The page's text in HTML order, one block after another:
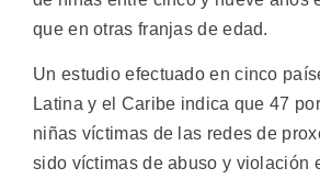
que en otras franjas de edad.
Un estudio efectuado en cinco
Latina y el Caribe indica que 47
niñas víctimas de las redes de
sido víctimas de abuso y violación